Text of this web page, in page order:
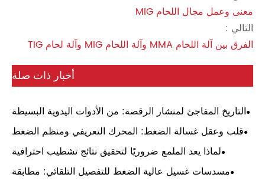
معنى وعمل مجال اللحام MIG
التالي :
الفرق بين آلة اللحام MMA وآلة اللحام MIG وآلة لحام TIG
أخبار ذات صلة
التاريخ المفاجئ لمنشار الرقصة: من الأدوات اليدوية البسيطة
إلى الأدوات الكهربائية الحديثة
قلب وعقل غسالة الضغط: المحرك التعريفي ومنظم الضغط
– دليل عملي
لماذا يعد الملمع ضروريًا لتحقيق نتائج تشطيب احترافية
للأسطح
مسدسات غسيل عالية الضغط للتفصيل التلقائي: مطابقة